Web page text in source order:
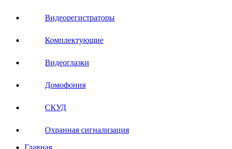
Видеорегистраторы
Комплектующие
Видеоглазки
Домофония
СКУД
Охранная сигнализация
Главная